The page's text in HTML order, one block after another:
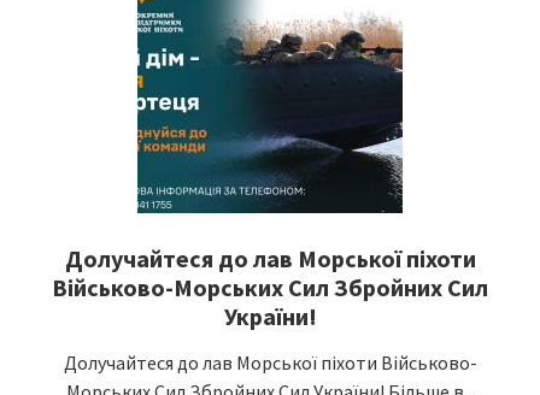
Долучайтеся до лав Морської піхоти
Військово-Морських Сил Збройних Сил
України!
Долучайтеся до лав Морської піхоти Військово-